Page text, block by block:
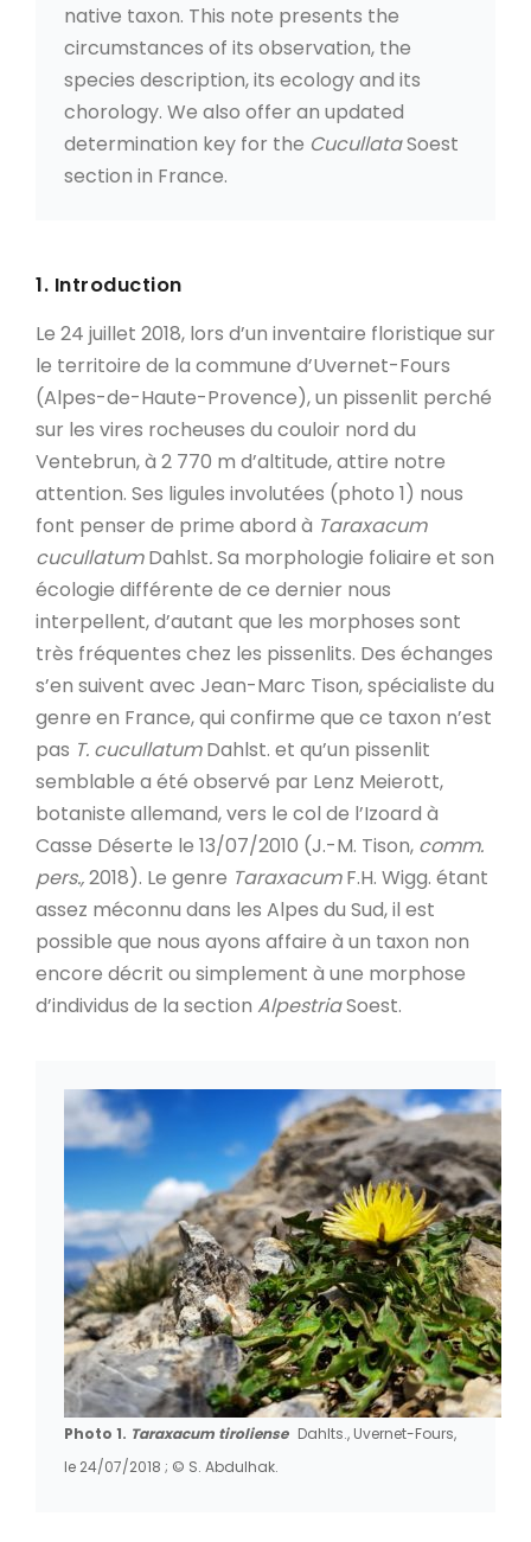
native taxon. This note presents the
circumstances of its observation, the
species description, its ecology and its
chorology. We also offer an updated
determination key for the CucullataSoest
section in France.
1. Introduction
Le 24 juillet 2018, lors d’un inventaire floristique sur
le territoire de la commune d’Uvernet-Fours
(Alpes-de-Haute-Provence), un pissenlit perché
sur les vires rocheuses du couloir nord du
Ventebrun, à 2 770 m d’altitude, attire notre
attention. Ses ligules involutées (photo 1) nous
font penser de prime abord à Taraxacum
cucullatumDahlst.Sa morphologie foliaire et son
écologie différente de ce dernier nous
interpellent, d’autant que les morphoses sont
très fréquentes chez les pissenlits. Des échanges
s’en suivent avec Jean-Marc Tison, spécialiste du
genre en France, qui confirme que ce taxon n’est
pas T. cucullatumDahlst. et qu’un pissenlit
semblable a été observé par Lenz Meierott,
botaniste allemand, vers le col de l’Izoard à
Casse Déserte le 13/07/2010 (J.-M. Tison, comm.
pers.,2018). Le genre TaraxacumF.H. Wigg. étant
assez méconnu dans les Alpes du Sud, il est
possible que nous ayons affaire à un taxon non
encore décrit ou simplement à une morphose
d’individus de la section AlpestriaSoest.
Photo 1. Taraxacum tiroliense Dahlts., Uvernet-Fours,
le 24/07/2018 ; © S. Abdulhak.